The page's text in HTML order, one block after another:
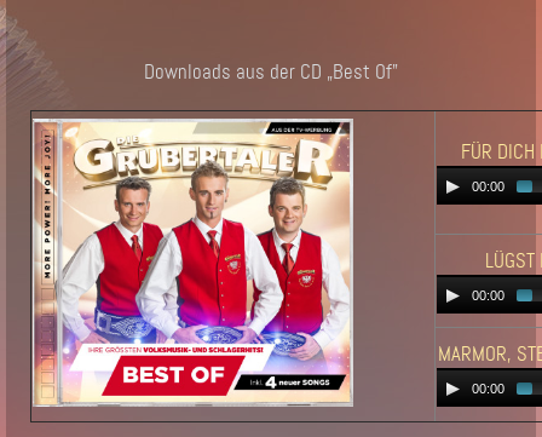
Downloads aus der CD „Best Of"
FÜR
00:00
LÜGST
00:00
MARMOR,
00:00